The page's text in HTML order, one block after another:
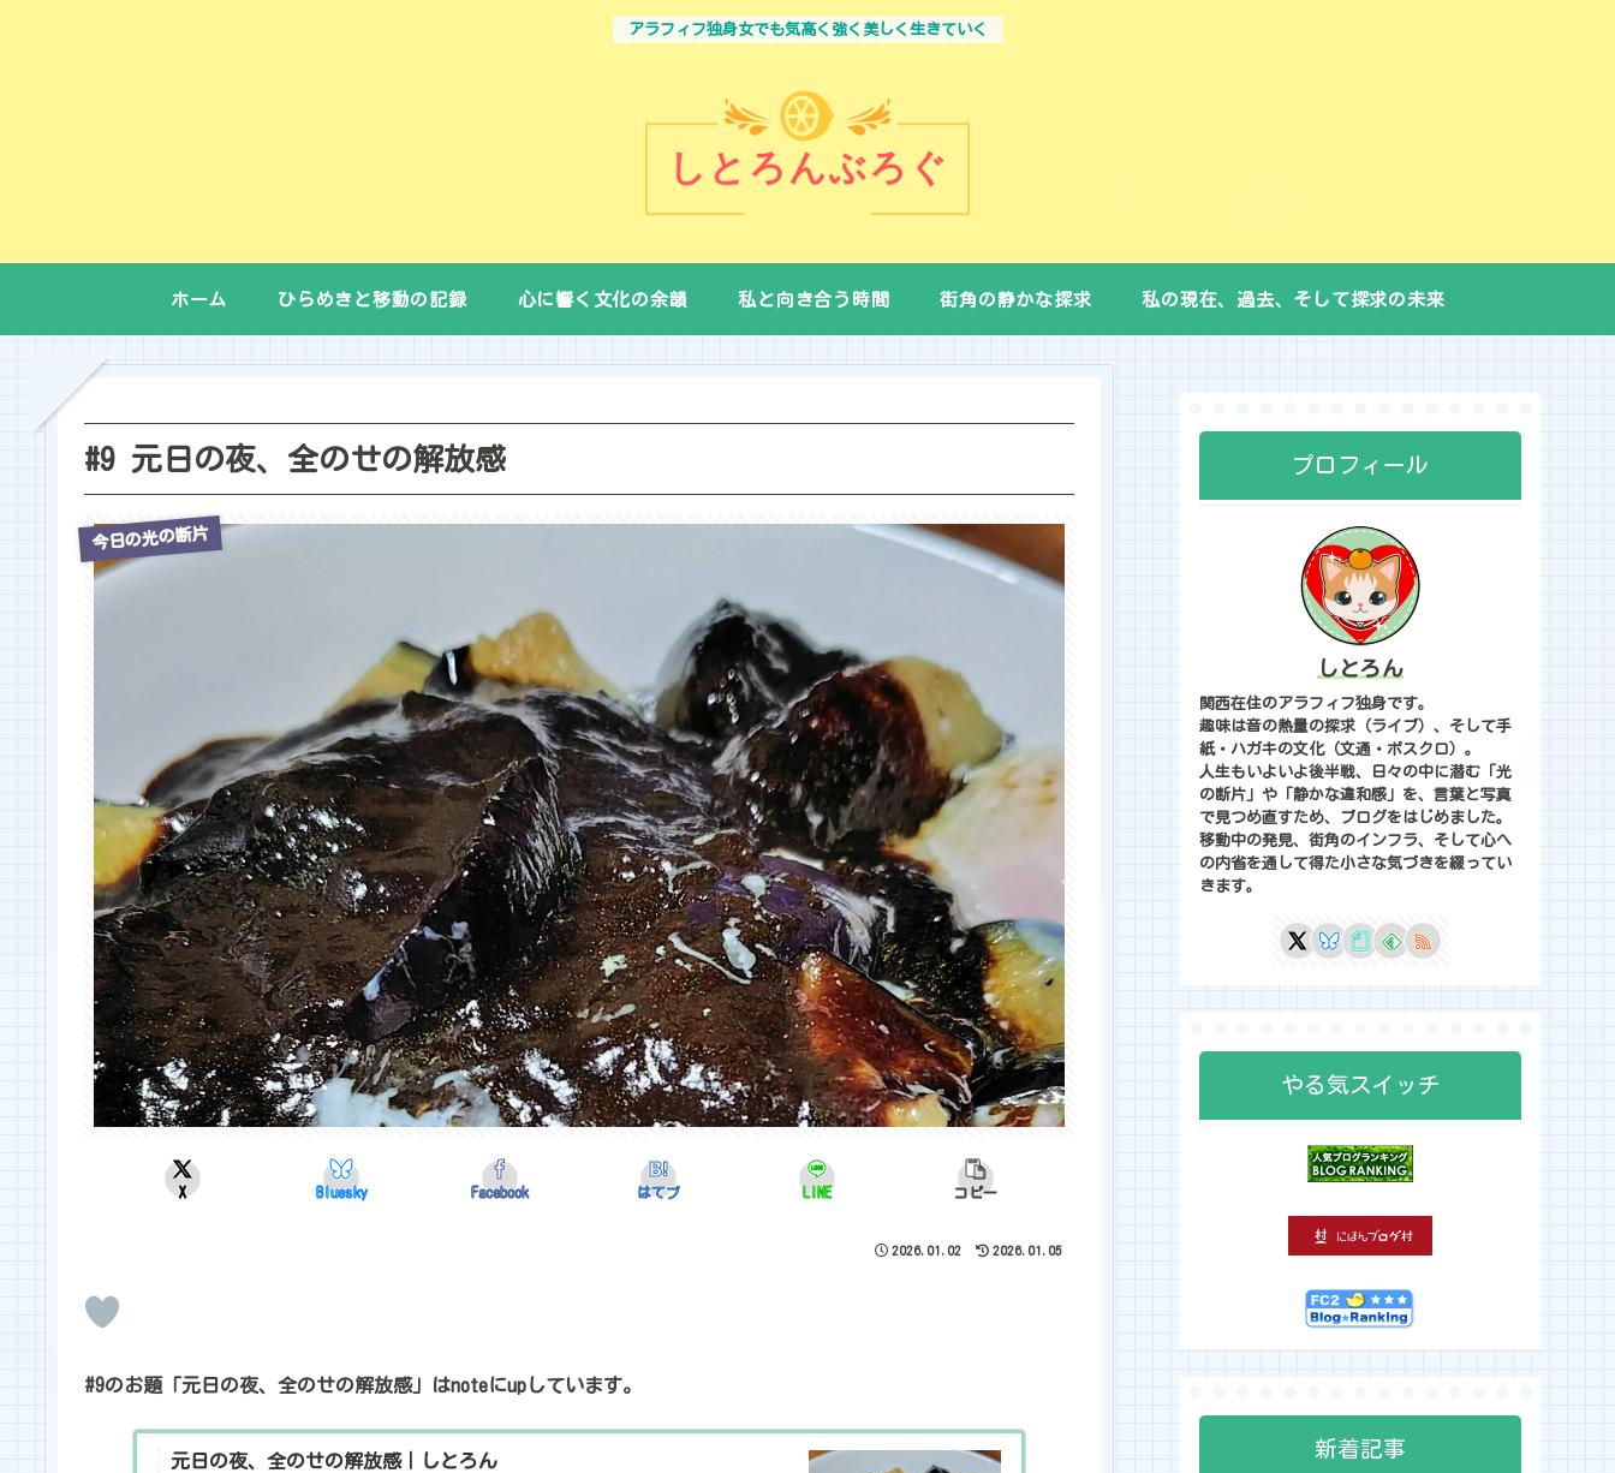
アラフィフ独身女でも気高く強く美しく生きていく
ホーム ひらめきと移動の記録 心に響く文化の余韻 私と向き合う時間 街角の静かな探求 私の現在、過去、そして探求の未来
#9 元日の夜、全のせの解放感
今日の光の断片
X Bluesky Facebook はてブ LINE コピー
2026.01.02 2026.01.05
#9のお題「元日の夜、全のせの解放感」はnoteにupしています。
元日の夜、全のせの解放感｜しとろん
プロフィール
しとろん
関西在住のアラフィフ独身です。
趣味は音の熱量の探求（ライブ）、そして手
紙・ハガキの文化（文通・ポスクロ）。
人生もいよいよ後半戦、日々の中に潜む「光
の断片」や「静かな違和感」を、言葉と写真
で見つめ直すため、ブログをはじめました。
移動中の発見、街角のインフラ、そして心へ
の内省を通して得た小さな気づきを綴ってい
きます。
やる気スイッチ
新着記事